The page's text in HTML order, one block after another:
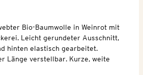
Bio-Baumwolle in Weinrot mit
Leicht gerundeter Ausschnitt,
hinten elastisch gearbeitet.
Länge verstellbar. Kurze, weite